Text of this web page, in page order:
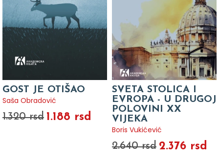
GOST JE OTIŠAO
Saša Obradović
1.320 rsd 1.188 rsd
SVETA STOLICA I
EVROPA - U DRUGOJ
POLOVINI XX
VIJEKA
Boris Vukićević
2.640 rsd 2.376 rsd